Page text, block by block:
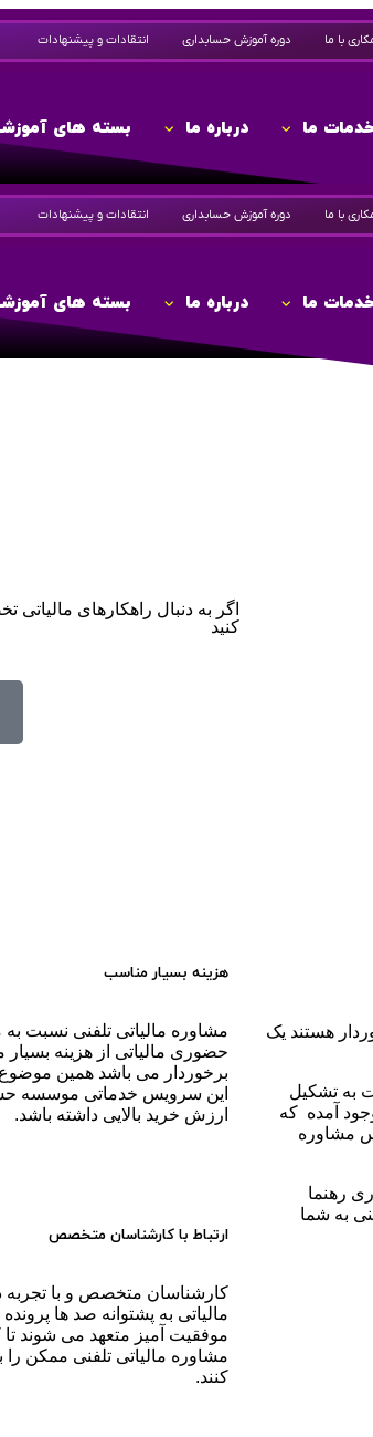
با ما دوره آموزش حسابداری انتقادات و پیشنهادات
ما درباره ما بسته های
با ما دوره آموزش حسابداری انتقادات و پیشنهادات
ما درباره ما بسته های
اگر به دنبال راهکارهای
کنید
هستند یک
به تشکیل
آمده که
مشاوره
رهنما
به شما
هزینه بسیار مناسب
مشاوره مالیاتی تلفنی نسبت
حضوری مالیاتی از هزینه
برخوردار می باشد همین
این سرویس خدماتی موسسه
ارزش خرید بالایی داشته باشد.
ارتباط با کارشناسان متخصص
کارشناسان متخصص و با تجربه
مالیاتی به پشتوانه صد ها پرونده
موفقیت آمیز متعهد می شوند تا
مشاوره مالیاتی تلفنی ممکن را
کنند.